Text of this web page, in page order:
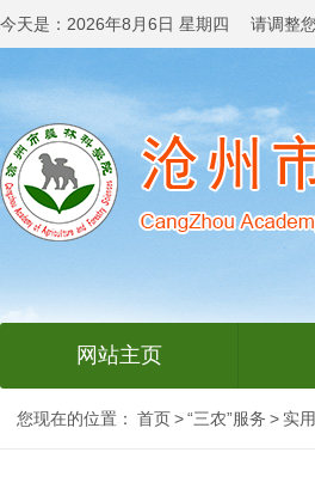
今天是： 2026年8月6日 星期四 请调整
网站主页
您现在的位置： 首页>“三农”服务 > 实